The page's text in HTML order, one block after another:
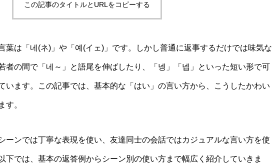
この記事のタイトルとURLをコピーする
葉は「네(ネ)」や「예(イェ)」です。しかし普通に返事するだけでは味気な
者の間で「네～」と語尾を伸ばしたり、「넹」「넵」といった短い形で可
います。この記事では、基本的な「はい」の言い方から、こうしたかわい
す。
ーンでは丁寧な表現を使い、友達同士の会話ではカジュアルな言い方を使
下では、基本の返答例からシーン別の使い方まで幅広く紹介していきま